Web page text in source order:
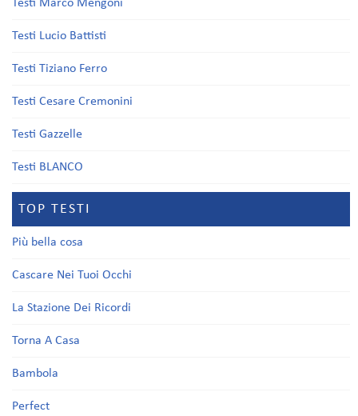
Testi Marco Mengoni
Testi Lucio Battisti
Testi Tiziano Ferro
Testi Cesare Cremonini
Testi Gazzelle
Testi BLANCO
TOP TESTI
Più bella cosa
Cascare Nei Tuoi Occhi
La Stazione Dei Ricordi
Torna A Casa
Bambola
Perfect